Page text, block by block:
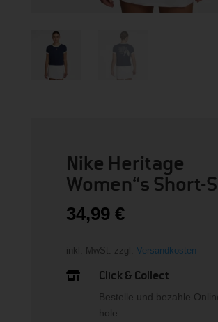
Nike Heritage
Women“s Short-
34,99 €
inkl. MwSt. zzgl. Versandkosten
 Click & Collect
Bestelle und bezahle
hole